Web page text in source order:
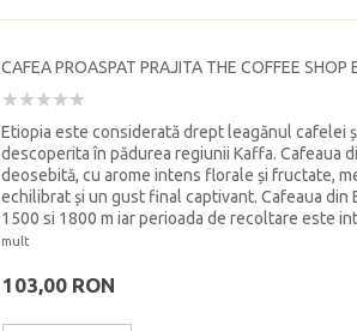
CAFEA PROASPAT PRAJITA THE COFFEE SHOP
Etiopia este considerată drept leagănul cafelei
descoperita în pădurea regiunii Kaffa. Cafeaua
deosebită, cu arome intens florale și fructate,
echilibrat și un gust final captivant. Cafeaua
1500 si 1800 m iar perioada de recoltare este
mult
103,00 RON